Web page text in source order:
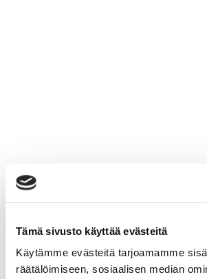
Tämä sivusto käyttää evästeitä
Käytämme evästeitä tarjoamamme
räätälöimiseen, sosiaalisen median